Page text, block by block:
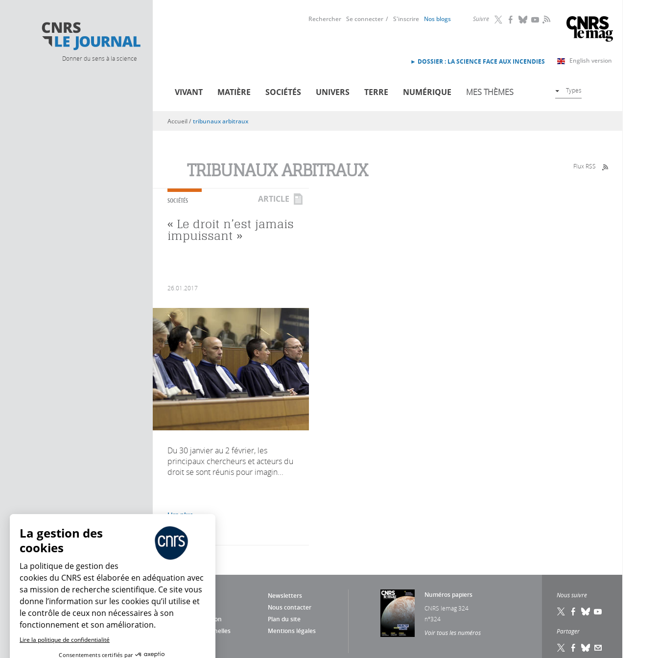
Donner du sens à la science
Suivre RSS
Rechercher Se connecter S'inscrire Nos blogs
English version
► DOSSIER : LA SCIENCE FACE AUX INCENDIES
VIVANT MATIÈRE SOCIÉTÉS UNIVERS TERRE NUMÉRIQUE MES THÈMES Types
Vous êtes ici
Accueil/tribunaux arbitraux
TRIBUNAUX ARBITRAUX Flux RSS
SOCIÉTÉS ARTICLE
« Le droit n’est jamais
impuissant »
26.01.2017
Du 30 janvier au 2 février, les
principaux chercheurs et acteurs du
droit se sont réunis pour imagin...
Lire plus
Newsletters
Nous contacter
Charte d'utilisation
Plan du site
Données personnelles
Mentions légales
Numéros papiers
CNRS lemag 324
n°324
Voir tous les numéros
Nous suivre
Partager
En ce moment
La gestion des
cookies
La politique de gestion des
cookies du CNRS est élaborée en adéquation avec
sa mission de recherche scientifique. Ce site vous
donne l’information sur les cookies qu’il utilise et
le contrôle de ceux non nécessaires à son
fonctionnement et son amélioration.
Lire la politique de confidentialité
Consentements certifiés par